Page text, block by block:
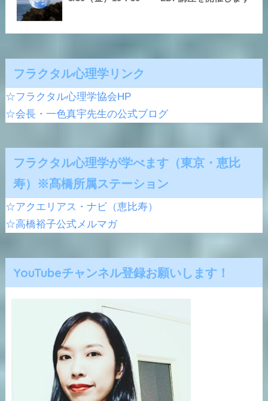
フラクタル心理学リンク
☆フラクタル心理学協会HP
☆会長・一色真宇先生の公式ブログ
フラクタル心理学が学べます（東京・恵比
寿）※髙橋所属ステーション
☆アクエリアス・ナビ（恵比寿）
☆高橋裕子公式メルマガ
YouTubeチャンネル登録お願いします！